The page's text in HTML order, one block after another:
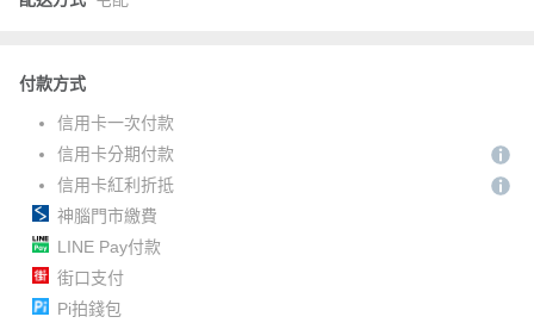
付款方式
信用卡一次付款
信用卡分期付款
信用卡紅利折抵
神腦門市繳費
LINE Pay付款
街口支付
Pi拍錢包